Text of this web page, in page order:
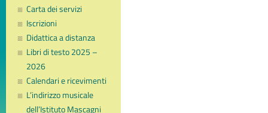
Carta dei servizi
Iscrizioni
Didattica a distanza
Libri di testo 2025 –
2026
Calendari e ricevimenti
L’indirizzo musicale
dell’Istituto Mascagni